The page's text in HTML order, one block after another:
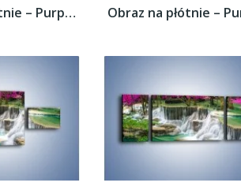
Obraz na płótnie – Purpurowy las i...